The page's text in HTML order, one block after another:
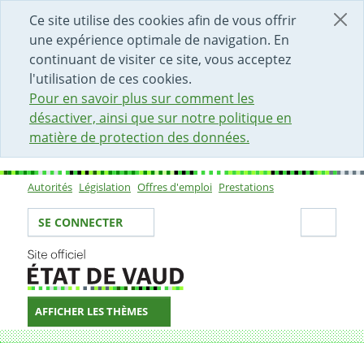
Ce site utilise des cookies afin de vous offrir
une expérience optimale de navigation. En
continuant de visiter ce site, vous acceptez
l'utilisation de ces cookies.
Pour en savoir plus sur comment les
désactiver, ainsi que sur notre politique en
matière de protection des données.
DÉBUT DU CONTENU DE LA PAGE
ACCÈS AU CHAMP DE RECHERCHE
PAGE D'ACCUEIL
FORMULAIRE DE CONTACT
Sous-navigation
Autorités Législation Offres d'emploi Prestations
Votre identité
SE CONNECTER
AFFICHER LES THÈMES